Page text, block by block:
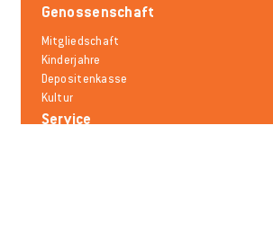
Genossenschaft
Mitgliedschaft
Kinderjahre
Depositenkasse
Kultur
Service